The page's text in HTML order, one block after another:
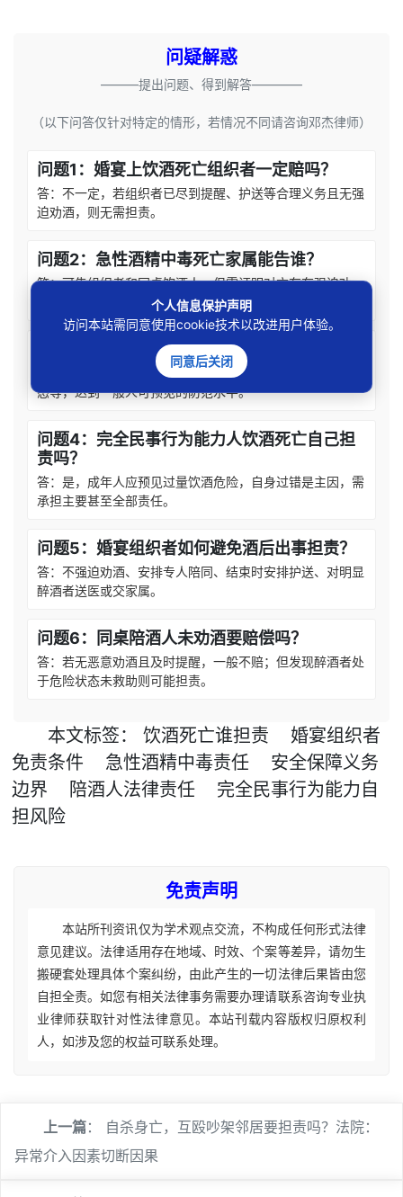
问疑解惑
———提出问题、得到解答————
（以下问答仅针对特定的情形，若情况不同请咨询邓杰律师）
问题1：婚宴上饮酒死亡组织者一定赔吗？
答：不一定，若组织者已尽到提醒、护送等合理义务且无强
迫劝酒，则无需担责。
问题2：急性酒精中毒死亡家属能告谁？
答：可告组织者和同桌饮酒人，但需证明对方存在强迫劝
酒、未尽救助义务等过错。
问题3：什么叫尽到合理安全保障义务？
答：包括主动劝阻过量饮酒、安排安全护送、关注醉酒者状
态等，达到一般人可预见的防范水平。
问题4：完全民事行为能力人饮酒死亡自己担
责吗？
答：是，成年人应预见过量饮酒危险，自身过错是主因，需
承担主要甚至全部责任。
问题5：婚宴组织者如何避免酒后出事担责？
答：不强迫劝酒、安排专人陪同、结束时安排护送、对明显
醉酒者送医或交家属。
问题6：同桌陪酒人未劝酒要赔偿吗？
答：若无恶意劝酒且及时提醒，一般不赔；但发现醉酒者处
于危险状态未救助则可能担责。
本文标签： 饮酒死亡谁担责
婚宴组织者
免责条件
急性酒精中毒责任
安全保障义务
边界
陪酒人法律责任
完全民事行为能力自
担风险
免责声明
本站所刊资讯仅为学术观点交流，不构成任何形式法律
意见建议。法律适用存在地域、时效、个案等差异，请勿生
搬硬套处理具体个案纠纷，由此产生的一切法律后果皆由您
自担全责。如您有相关法律事务需要办理请联系咨询专业执
业律师获取针对性法律意见。本站刊载内容版权归原权利
人，如涉及您的权益可联系处理。
上一篇： 自杀身亡，互殴吵架邻居要担责吗？法院：
异常介入因素切断因果
个人信息保护声明
访问本站需同意使用cookie技术以改进用户体验。
同意后关闭